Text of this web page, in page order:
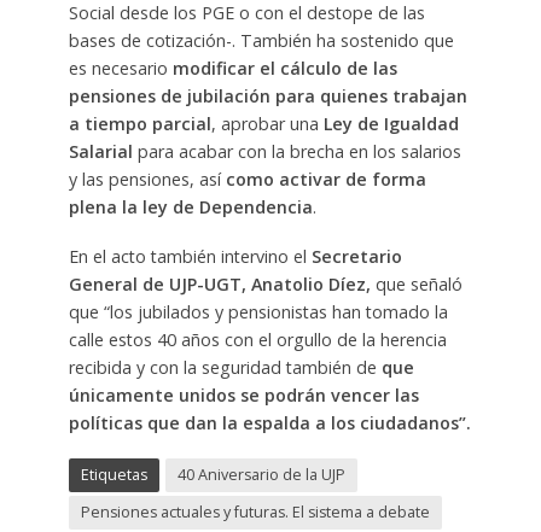
Social desde los PGE o con el destope de las
bases de cotización-. También ha sostenido que
es necesario modificar el cálculo de las
pensiones de jubilación para quienes trabajan
a tiempo parcial, aprobar una Ley de Igualdad
Salarial para acabar con la brecha en los salarios
y las pensiones, así como activar de forma
plena la ley de Dependencia.
En el acto también intervino el Secretario
General de UJP-UGT, Anatolio Díez, que señaló
que “los jubilados y pensionistas han tomado la
calle estos 40 años con el orgullo de la herencia
recibida y con la seguridad también de que
únicamente unidos se podrán vencer las
políticas que dan la espalda a los ciudadanos”.
Etiquetas
40 Aniversario de la UJP
Pensiones actuales y futuras. El sistema a debate